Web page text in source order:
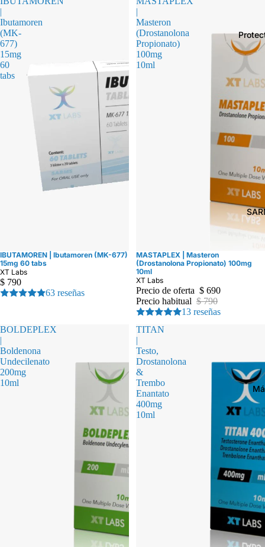
|
Ibutamoren
(MK-
677)
15mg
60
tabs
Agotado
IBUTAMOREN | Ibutamoren (MK-677)
15mg 60 tabs
XT Labs
$ 790
63 reseñas
|
Masteron
(Drostanolona
Propionato)
100mg
10ml
Oferta
MASTAPLEX | Masteron
(Drostanolona Propionato) 100mg
10ml
XT Labs
Precio de oferta $ 690
Precio habitual $ 790
13 reseñas
BOLDEPLEX
|
Boldenona
Undecilenato
200mg
10ml
TITAN
|
Testo,
Drostanolona
&
Trembo
Enantato
400mg
10ml